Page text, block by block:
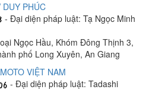
PHÚC
- Đại diện pháp luật: Tạ Ngọc Minh
Ngọc Hầu, Khóm Đông Thịnh 3,
phố Long Xuyên, An Giang
VIỆT NAM
- Đại diện pháp luật: Tadashi